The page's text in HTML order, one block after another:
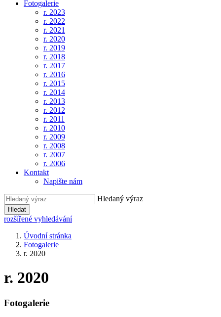
Fotogalerie
r. 2023
r. 2022
r. 2021
r. 2020
r. 2019
r. 2018
r. 2017
r. 2016
r. 2015
r. 2014
r. 2013
r. 2012
r. 2011
r. 2010
r. 2009
r. 2008
r. 2007
r. 2006
Kontakt
Napište nám
Hledaný výraz
Hledat
rozšířené vyhledávání
Úvodní stránka
Fotogalerie
r. 2020
r. 2020
Fotogalerie